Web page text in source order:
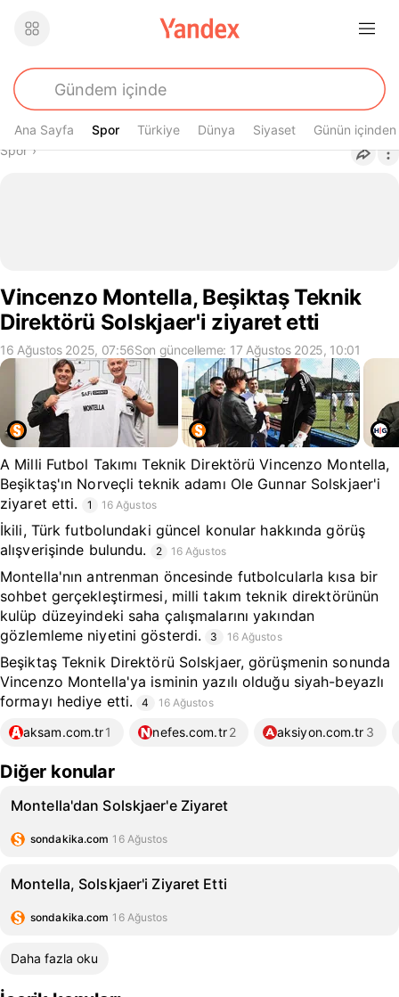
Ana Sayfa Spor
Spor Türkiye Dünya Siyaset Günün içinden
Buradasın
Spor›
Vincenzo Montella, Beşiktaş Teknik
Direktörü Solskjaer'i ziyaret etti
16 Ağustos 2025, 07:56Son güncelleme: 17 Ağustos 2025, 10:01
A Milli Futbol Takımı Teknik Direktörü Vincenzo Montella,
Beşiktaş'ın Norveçli teknik adamı Ole Gunnar Solskjaer'i
ziyaret etti.
1 16 Ağustos
İkili, Türk futbolundaki güncel konular hakkında görüş
alışverişinde bulundu.
2 16 Ağustos
Montella'nın antrenman öncesinde futbolcularla kısa bir
sohbet gerçekleştirmesi, milli takım teknik direktörünün
kulüp düzeyindeki saha çalışmalarını yakından
gözlemleme niyetini gösterdi.
3 16 Ağustos
Beşiktaş Teknik Direktörü Solskjaer, görüşmenin sonunda
Vincenzo Montella'ya isminin yazılı olduğu siyah-beyazlı
formayı hediye etti.
4 16 Ağustos
aksam.com.tr1 nefes.com.tr2 aksiyon.com.tr 3
Diğer konular
Montella'dan Solskjaer'e Ziyaret
sondakika.com 16 Ağustos
Montella, Solskjaer'i Ziyaret Etti
sondakika.com 16 Ağustos
Daha fazla oku